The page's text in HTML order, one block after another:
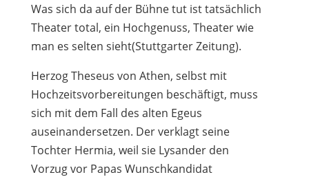
Was sich da auf der Bühne tut ist tatsächlich
Theater total, ein Hochgenuss, Theater wie
man es selten sieht(Stuttgarter Zeitung).
Herzog Theseus von Athen, selbst mit
Hochzeitsvorbereitungen beschäftigt, muss
sich mit dem Fall des alten Egeus
auseinandersetzen. Der verklagt seine
Tochter Hermia, weil sie Lysander den
Vorzug vor Papas Wunschkandidat